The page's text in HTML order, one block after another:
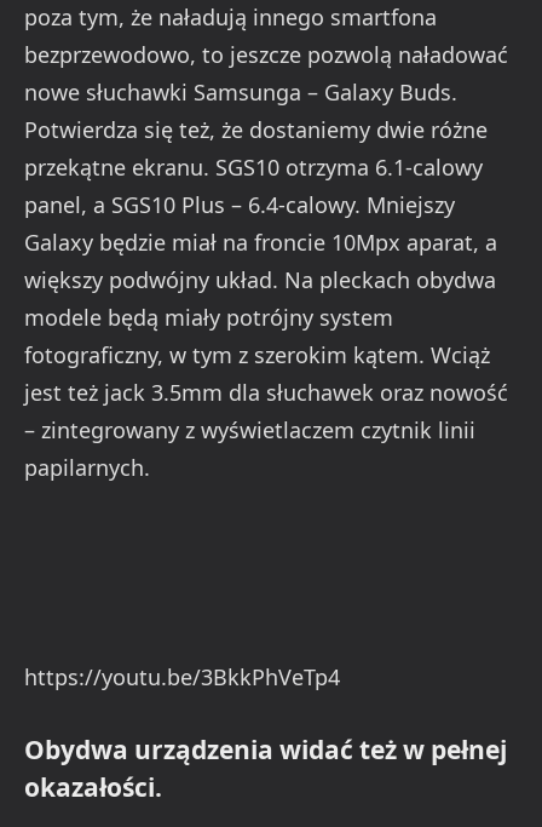
poza tym, że naładują innego smartfona
bezprzewodowo, to jeszcze pozwolą naładować
nowe słuchawki Samsunga – Galaxy Buds.
Potwierdza się też, że dostaniemy dwie różne
przekątne ekranu. SGS10 otrzyma 6.1-calowy
panel, a SGS10 Plus – 6.4-calowy. Mniejszy
Galaxy będzie miał na froncie 10Mpx aparat, a
większy podwójny układ. Na pleckach obydwa
modele będą miały potrójny system
fotograficzny, w tym z szerokim kątem. Wciąż
jest też jack 3.5mm dla słuchawek oraz nowość
– zintegrowany z wyświetlaczem czytnik linii
papilarnych.
https://youtu.be/3BkkPhVeTp4
Obydwa urządzenia widać też w pełnej
okazałości.